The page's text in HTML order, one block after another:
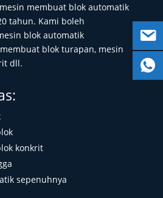
membuat blok automatik
tahun. Kami boleh
blok automatik
blok turapan, mesin
dll.
konkrit
sepenuhnya